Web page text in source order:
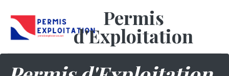
Permis
d'Exploitation